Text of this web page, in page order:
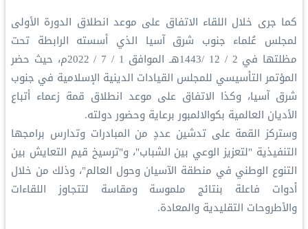
كما جرى خلال اللقاء الاتفاق على موعد انطلاق الدورة الأولى
لمجلس عُلماء جنوب شرق آسيا الذي أسسته الرابطة تحت
مظلتها في 2 / 12 /1443هـ الموافق 1 / 7 / 2022م، حيث حضر
المؤتمر التأسيسي للمجلس القيادات الدينية الإسلامية في جنوب
شرق آسيا، وكذا الاتفاق على موعد انطلاق قمة زعماء أتباع
الأديان العالمية بكوالالمبور برعاية وحضور دولته.
وستركز القمة على تدشين عددٍ من المبادرات وتدارس برامجها
التنفيذية "لتعزيز الوعي بين الشباب"، و"ترسيخ قيم التعايش بين
التنوع الوطني في منطقة الآسيان وحول العالم"، وذلك من خلال
أدوات فاعلة بنتائج ملموسة ومقاسة لتتجاوز اللقاءات
والأطروحات التقليدية والمعادة.